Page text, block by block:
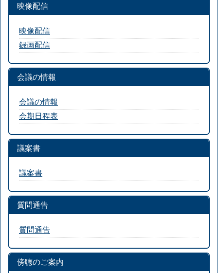
映像配信
映像配信
録画配信
会議の情報
会議の情報
会期日程表
議案書
議案書
質問通告
質問通告
傍聴のご案内